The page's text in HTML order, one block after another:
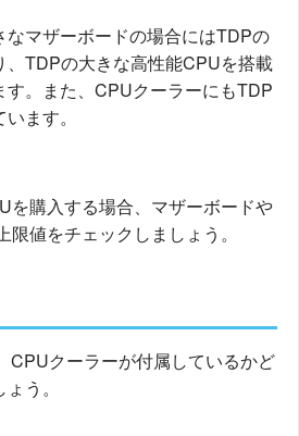
マザーボードの場合にはTDPの
、TDPの大きな高性能CPUを搭載
す。また、CPUクーラーにもTDP
ます。
を購入する場合、マザーボードや
値をチェックしましょう。
CPUクーラーが付属しているかど
う。